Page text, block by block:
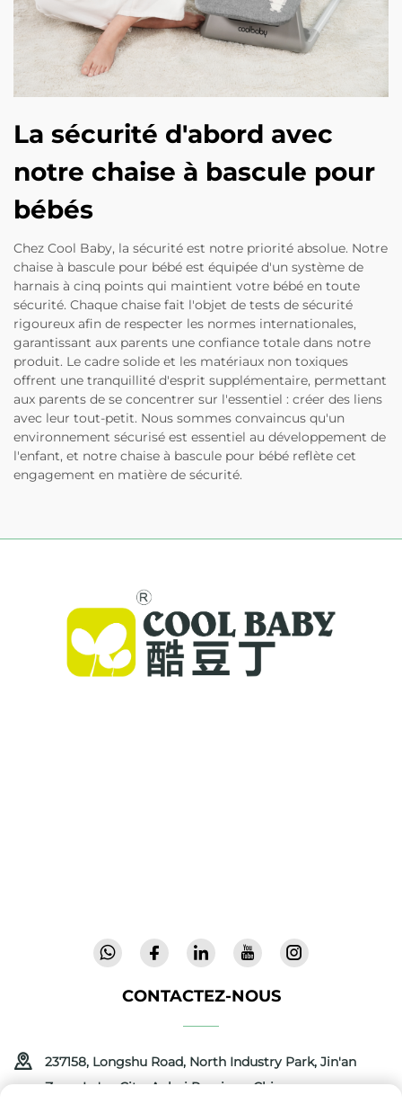
La sécurité d'abord avec
notre chaise à bascule pour
bébés
Chez Cool Baby, la sécurité est notre priorité absolue. Notre
chaise à bascule pour bébé est équipée d'un système de
harnais à cinq points qui maintient votre bébé en toute
sécurité. Chaque chaise fait l'objet de tests de sécurité
rigoureux afin de respecter les normes internationales,
garantissant aux parents une confiance totale dans notre
produit. Le cadre solide et les matériaux non toxiques
offrent une tranquillité d'esprit supplémentaire, permettant
aux parents de se concentrer sur l'essentiel : créer des liens
avec leur tout-petit. Nous sommes convaincus qu'un
environnement sécurisé est essentiel au développement de
l'enfant, et notre chaise à bascule pour bébé reflète cet
engagement en matière de sécurité.
CONTACTEZ-NOUS
237158, Longshu Road, North Industry Park, Jin'an
Zone, Lu'an City, Anhui Province, Chine